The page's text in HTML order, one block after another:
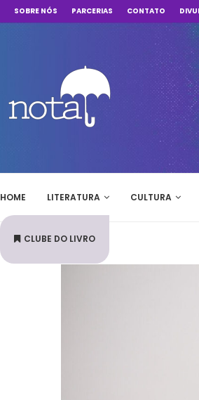
SOBRE NÓS PARCERIAS CONTATO
HOME LITERATURA CULTURA
CLUBE DO LIVRO